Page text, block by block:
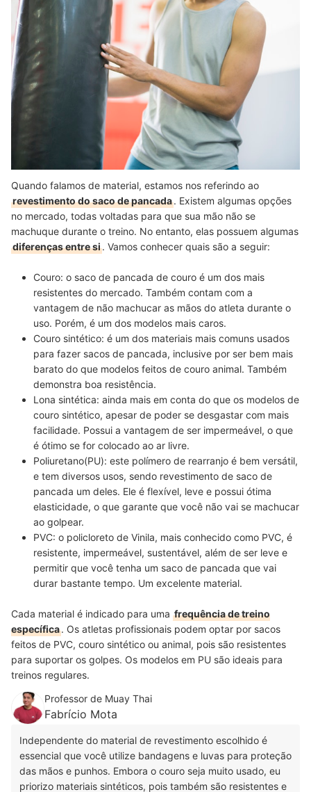
Quando falamos de material, estamos nos referindo ao
revestimento do saco de pancada. Existem algumas opções
no mercado, todas voltadas para que sua mão não se
machuque durante o treino. No entanto, elas possuem algumas
diferenças entre si. Vamos conhecer quais são a seguir:
Couro: o saco de pancada de couro é um dos mais
resistentes do mercado. Também contam com a
vantagem de não machucar as mãos do atleta durante o
uso. Porém, é um dos modelos mais caros.
Couro sintético: é um dos materiais mais comuns usados
para fazer sacos de pancada, inclusive por ser bem mais
barato do que modelos feitos de couro animal. Também
demonstra boa resistência.
Lona sintética: ainda mais em conta do que os modelos de
couro sintético, apesar de poder se desgastar com mais
facilidade. Possui a vantagem de ser impermeável, o que
é ótimo se for colocado ao ar livre.
Poliuretano(PU): este polímero de rearranjo é bem versátil,
e tem diversos usos, sendo revestimento de saco de
pancada um deles. Ele é flexível, leve e possui ótima
elasticidade, o que garante que você não vai se machucar
ao golpear.
PVC: o policloreto de Vinila, mais conhecido como PVC, é
resistente, impermeável, sustentável, além de ser leve e
permitir que você tenha um saco de pancada que vai
durar bastante tempo. Um excelente material.
Cada material é indicado para uma frequência de treino
específica. Os atletas profissionais podem optar por sacos
feitos de PVC, couro sintético ou animal, pois são resistentes
para suportar os golpes. Os modelos em PU são ideais para
treinos regulares.
Professor de Muay Thai
Fabrício Mota
Independente do material de revestimento escolhido é
essencial que você utilize bandagens e luvas para proteção
das mãos e punhos. Embora o couro seja muito usado, eu
priorizo materiais sintéticos, pois também são resistentes e